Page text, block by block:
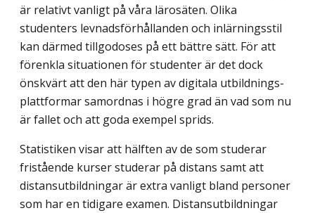
är relativt vanligt på våra lärosäten. Olika
studenters levnadsför­hållanden och inlärningsstil
kan därmed tillgodoses på ett bättre sätt. För att
förenkla situationen för studenter är det dock
önskvärt att den här typen av digitala utbildnings­
plattformar samordnas i högre grad än vad som nu
är fallet och att goda exempel sprids.
Statistiken visar att hälften av de som studerar
fristående kurser studerar på distans samt att
distansutbildningar är extra vanligt bland personer
som har en tidigare examen. Distansutbildningar